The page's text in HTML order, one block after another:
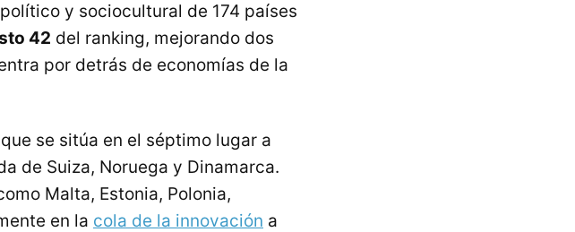
y sociocultural de 174 países
42 del ranking, mejorando dos
por detrás de economías de la
que se sitúa en el séptimo lugar a
de Suiza, Noruega y Dinamarca.
Malta, Estonia, Polonia,
en la cola de la innovación a